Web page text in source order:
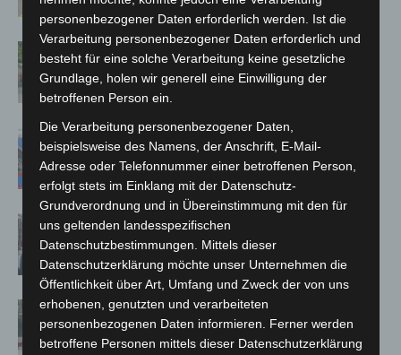
Region Hannover: 21 neue
Notfallsanitäter starten beim Roten
Kreuz
Mann läuft mit Hockeyschläger über
A7 – Polizei sucht Zeugen
Celle: Mensch stirbt bei Bagger-Unfall
auf Baustelle
Gasleitung bei McDonald’s-Umbau in
Langenhagen beschädigt
personenbezogener Daten erforderlich werden. Ist die
Verarbeitung personenbezogener Daten erforderlich und
besteht für eine solche Verarbeitung keine gesetzliche
Grundlage, holen wir generell eine Einwilligung der
betroffenen Person ein.
Die Verarbeitung personenbezogener Daten,
beispielsweise des Namens, der Anschrift, E-Mail-
Adresse oder Telefonnummer einer betroffenen Person,
erfolgt stets im Einklang mit der Datenschutz-
Grundverordnung und in Übereinstimmung mit den für
uns geltenden landesspezifischen
Datenschutzbestimmungen. Mittels dieser
Datenschutzerklärung möchte unser Unternehmen die
Öffentlichkeit über Art, Umfang und Zweck der von uns
erhobenen, genutzten und verarbeiteten
personenbezogenen Daten informieren. Ferner werden
betroffene Personen mittels dieser Datenschutzerklärung